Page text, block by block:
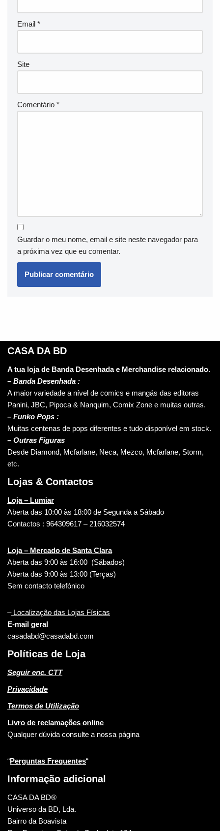
Email *
Site
Comentário *
Guardar o meu nome, email e site neste navegador para
a próxima vez que eu comentar.
CASA DA BD
A tua loja de Banda Desenhada e Merchandise relacionado.
– Banda Desenhada :
A maior variedade a nível de comics e mangás das editoras
Panini, JBC, Pipoca & Nanquim, Comix Zone e muitas outras.
– Funko Pops :
Muitas centenas de pops diferentes e tudo disponível em stock.
– Outras Figuras
Desde Diamond, Mcfarlane, Neca, Mezco, Mcfarlane, Storm,
etc.
Lojas & Contactos
Loja – Lumiar
Aberta das 10:00 às 18:00 de Segunda a Sábado
Contactos : 964309617 – 216032574
Loja – Mercado de Santa Clara
Aberta das 9:00 às 16:00 (Sábados)
Aberta das 9:00 às 13:00 (Terças)
Sem contacto telefónico
–Localização das Lojas Físicas
E-mail geral
casadabd@casadabd.com
Políticas de Loja
Seguir enc. CTT
Privacidade
Termos de Utilização
Livro de reclamações online
Qualquer dúvida consulte a nossa página
“Perguntas Frequentes“
Informação adicional
CASA DA BD®
Universo da BD, Lda.
Bairro da Boavista